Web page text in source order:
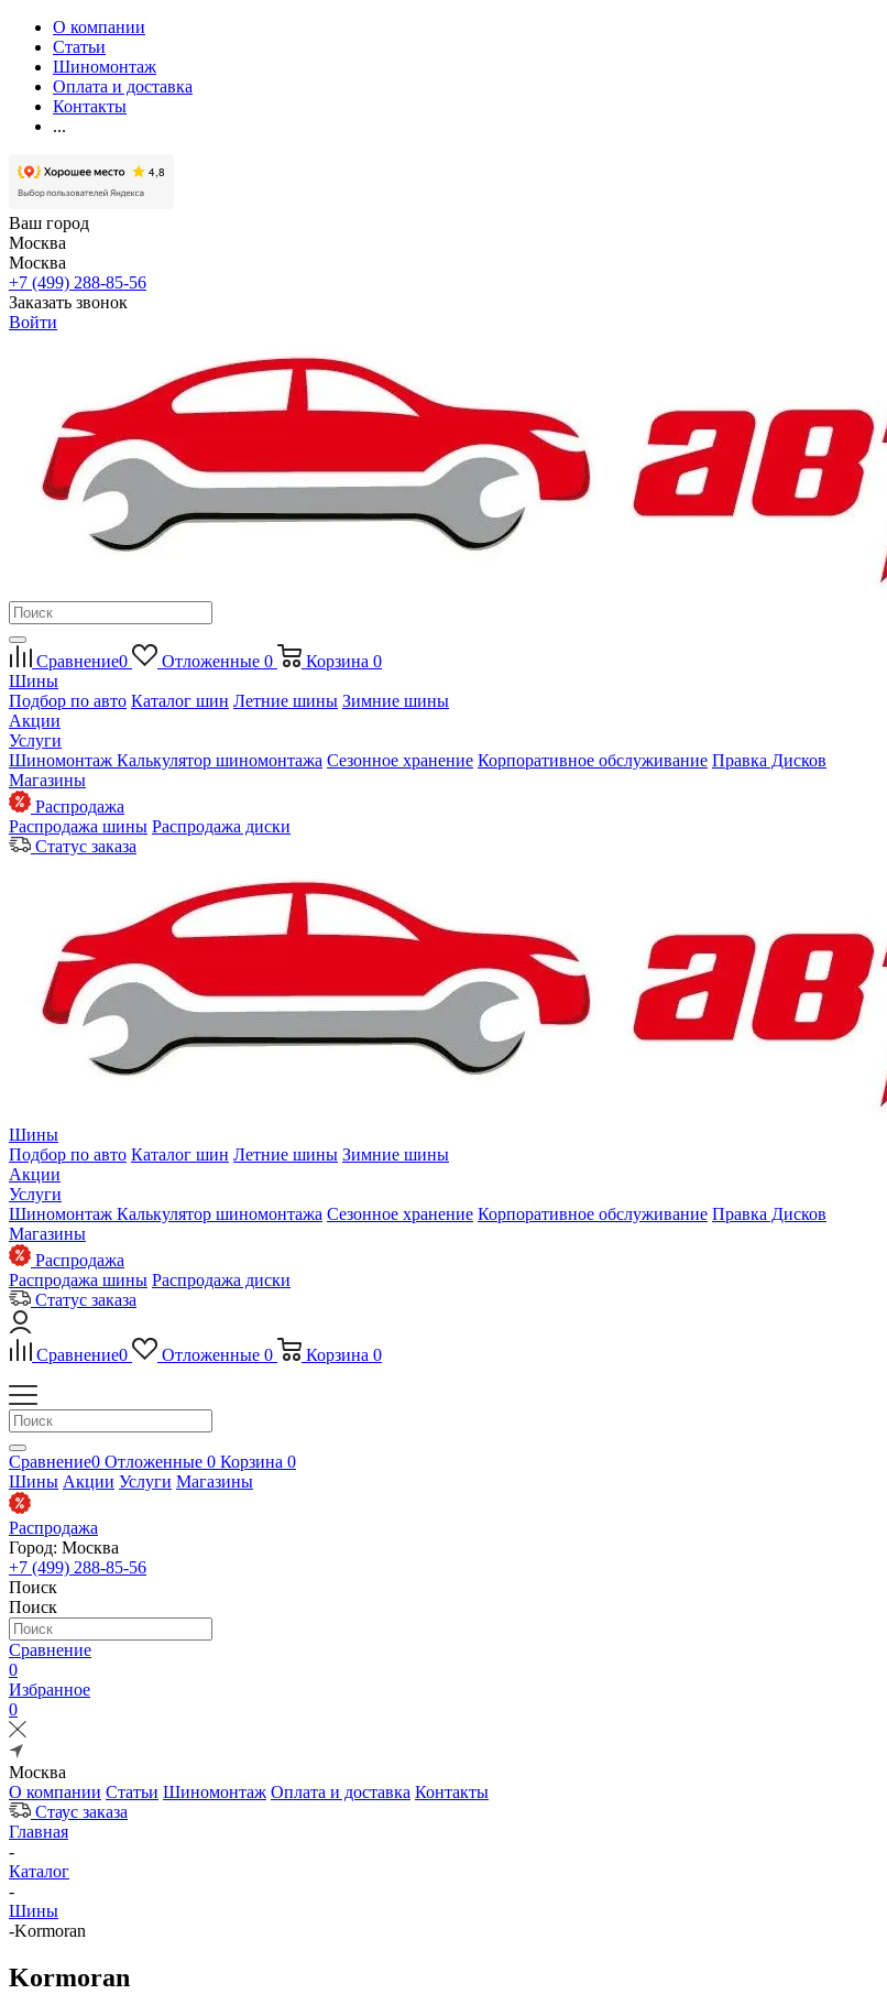
О компании
Статьи
Шиномонтаж
Оплата и доставка
Контакты
...
Ваш город
Москва
Москва
+7 (499) 288-85-56
Заказать звонок
Войти
Сравнение0 Отложенные 0 Корзина 0
Шины
Подбор по авто Каталог шин Летние шины Зимние шины
Акции
Услуги
Шиномонтаж Калькулятор шиномонтажа Сезонное хранение Корпоративное обслуживание Правка Дисков
Магазины
Распродажа
Распродажа шины Распродажа диски
Статус заказа
Шины
Подбор по авто Каталог шин Летние шины Зимние шины
Акции
Услуги
Шиномонтаж Калькулятор шиномонтажа Сезонное хранение Корпоративное обслуживание Правка Дисков
Магазины
Распродажа
Распродажа шины Распродажа диски
Статус заказа
Сравнение0 Отложенные 0 Корзина 0
Сравнение0 Отложенные 0 Корзина 0
Шины Акции Услуги Магазины
Распродажа
Город: Москва
+7 (499) 288-85-56
Поиск
Поиск
Сравнение
0
Избранное
0
Москва
О компании Статьи Шиномонтаж Оплата и доставка Контакты
Стаус заказа
Главная
-
Каталог
-
Шины
-Kormoran
Kormoran